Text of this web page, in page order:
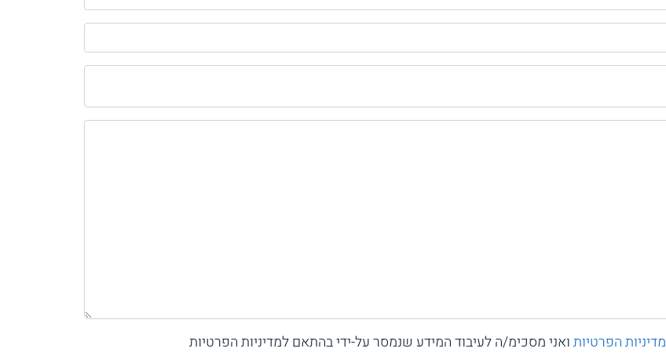
מדיניות הפרטיותואני מסכימ/ה לעיבוד המידע שנמסר על-ידי בהתאם למדיניות הפרטיות